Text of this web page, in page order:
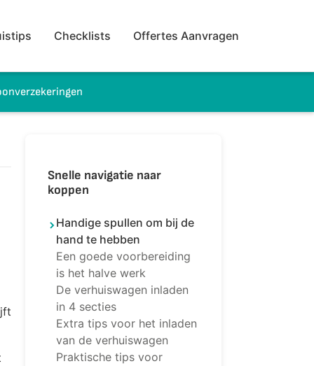
Checklists Offertes Aanvragen
Snelle navigatie naar
koppen
Handige spullen om bij de
hand te hebben
Een goede voorbereiding
is het halve werk
De verhuiswagen inladen
in 4 secties
Extra tips voor het inladen
van de verhuiswagen
Praktische tips voor